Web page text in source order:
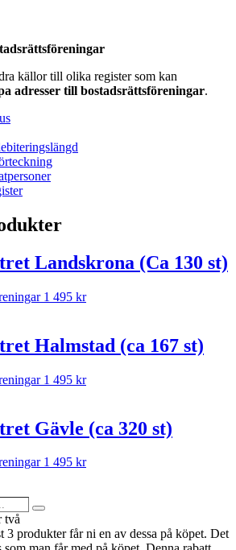
källor till olika register som kan
adresser till bostadsrättsföreningar.
Landskrona (Ca 130 st)
1 495 kr
Halmstad (ca 167 st)
1 495 kr
Gävle (ca 320 st)
1 495 kr
Search
två
3 produkter får ni en av dessa på köpet. Det